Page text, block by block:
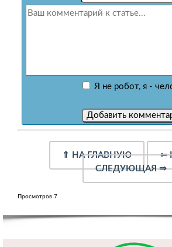
Я не робот, я -
⇑ НА ГЛАВНУЮ ⇐
СЛЕДУЮЩАЯ⇒
Просмотров 7